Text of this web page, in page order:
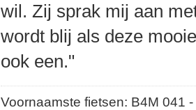
wil. Zij sprak mij aan
wordt blij als deze
ook een."
Voornaamste fietsen: B4M